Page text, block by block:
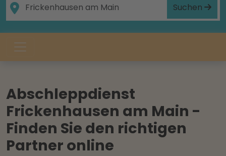
Suchen
Abschleppdienst
Frickenhausen am Main -
Finden Sie den richtigen
Partner online